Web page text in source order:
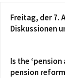
Freitag, der 7.
Diskussionen
Is the
pension